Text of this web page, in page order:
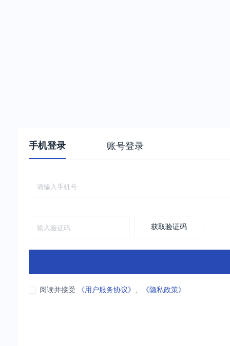
手机登录 账号登录
获取验证码
阅读并接受 《用户服务协议》 、 《隐私政策》